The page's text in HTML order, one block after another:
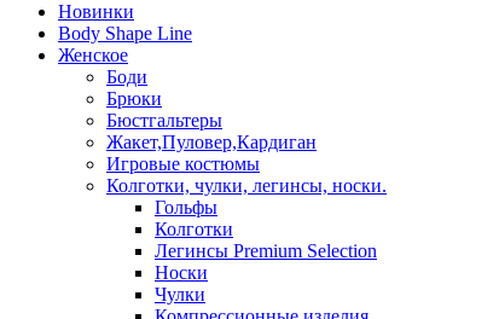
Новинки
Body Shape Line
Женское
Боди
Брюки
Бюстгальтеры
Жакет,Пуловер,Кардиган
Игровые костюмы
Колготки, чулки, легинсы, носки.
Гольфы
Колготки
Легинсы Premium Selection
Носки
Чулки